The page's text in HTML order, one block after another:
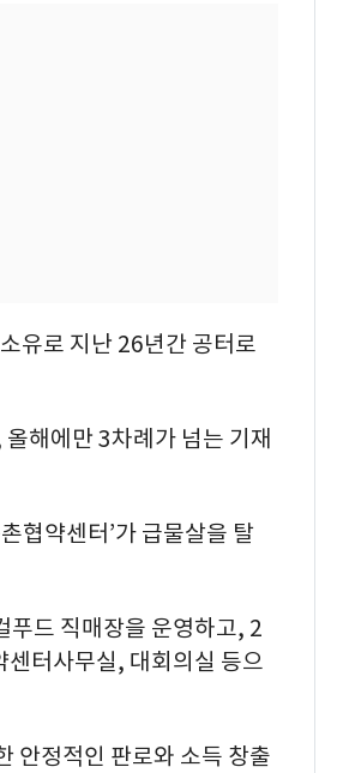
유로 지난 26년간 공터로
해에만 3차례가 넘는 기재
협약센터’가 급물살을 탈
드 직매장을 운영하고, 2
터사무실, 대회의실 등으
안정적인 판로와 소득 창출